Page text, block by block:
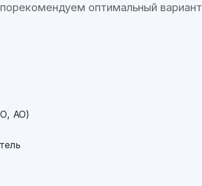
оптимальный вариант
АО)